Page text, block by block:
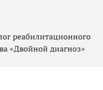
реабилитационного
«Двойной диагноз»